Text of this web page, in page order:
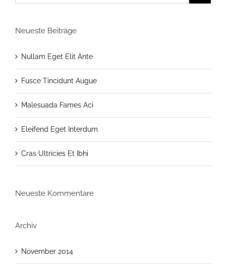
Neueste Beiträge
Nullam Eget Elit Ante
Fusce Tincidunt Augue
Malesuada Fames Aci
Eleifend Eget Interdum
Cras Ultricies Et Ibhi
Neueste Kommentare
Archiv
November 2014